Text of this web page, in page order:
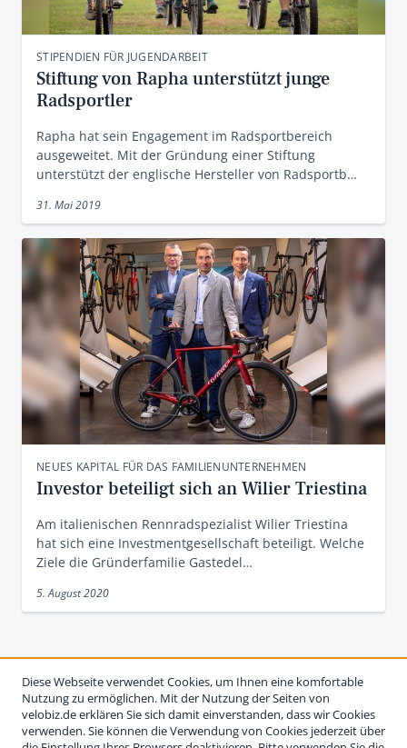
STIPENDIEN FÜR JUGENDARBEIT
Stiftung von Rapha unterstützt junge
Radsportler
Rapha hat sein Engagement im Radsportbereich
ausgeweitet. Mit der Gründung einer Stiftung
unterstützt der englische Hersteller von Radsportb…
31. Mai 2019
NEUES KAPITAL FÜR DAS FAMILIENUNTERNEHMEN
Investor beteiligt sich an Wilier Triestina
Am italienischen Rennradspezialist Wilier Triestina
hat sich eine Investmentgesellschaft beteiligt. Welche
Ziele die Gründerfamilie Gastedel…
5. August 2020
Diese Webseite verwendet Cookies, um Ihnen eine komfortable
Nutzung zu ermöglichen. Mit der Nutzung der Seiten von
velobiz.de erklären Sie sich damit einverstanden, dass wir Cookies
verwenden. Sie können die Verwendung von Cookies jederzeit über